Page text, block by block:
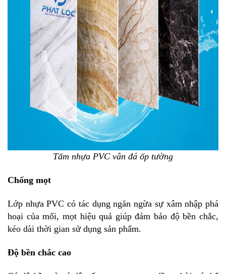
Tấm nhựa PVC vân đá ốp tường
Chống mọt
Lớp nhựa PVC có tác dụng ngăn ngừa sự xâm nhập phá
hoại của mối, mọt hiệu quả giúp đảm bảo độ bền chắc,
kéo dài thời gian sử dụng sản phẩm.
Độ bền chắc cao